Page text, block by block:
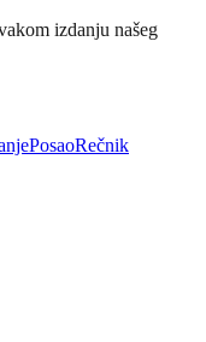
izdanju našeg
PosaoRečnik